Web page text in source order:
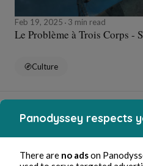
Feb 19, 2025 3 min read
Le Problème à Trois Corps -
Culture
Stéphane Hoegel
Panodyssey respects
There are no adson